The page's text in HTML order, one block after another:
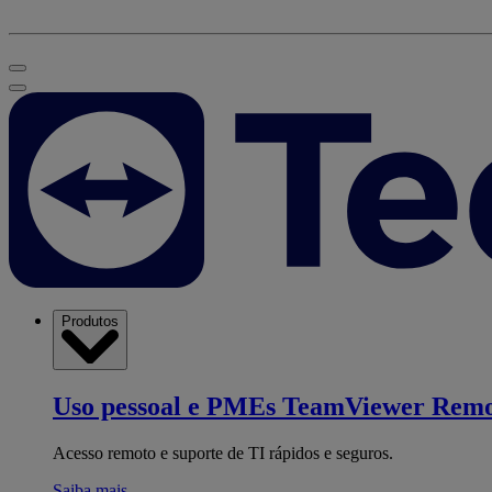
Produtos
Uso pessoal e PMEs TeamViewer
Acesso remoto e suporte de TI rápidos e seguros.